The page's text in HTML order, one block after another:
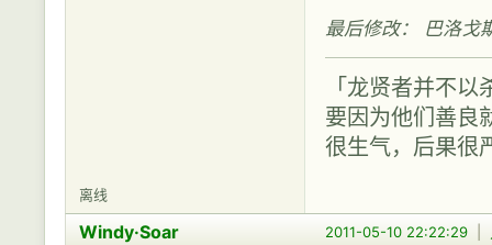
最后修改： 巴洛
「龙贤者并不
要因为他们善良
很生气，后果很
离线
2011-05-10 22:22:29
Windy·Soar